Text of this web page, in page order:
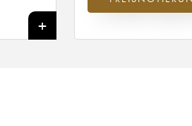
+
Jahr 2026 im Vergleich